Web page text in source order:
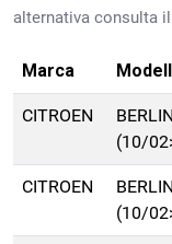
alternativa consulta
Marca
CITROEN
(10/
CITROEN
(10/